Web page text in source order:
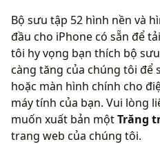
Bộ sưu tập 52 hình nền và
đầu cho iPhone có sẵn để
tôi hy vọng bạn thích bộ
càng tăng của chúng tôi để
hoặc màn hình chính cho
máy tính của bạn. Vui lòng
muốn xuất bản mộtTrăng
trang web của chúng tôi.